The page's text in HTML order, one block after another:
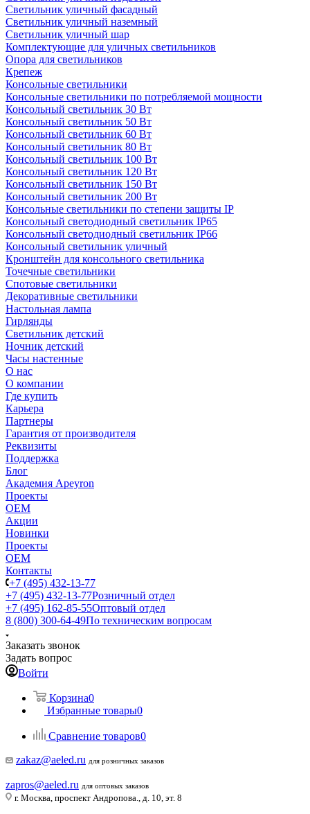
Светильник уличный фасадный
Светильник уличный наземный
Cветильник уличный шар
Комплектующие для уличных светильников
Опора для светильников
Крепеж
Консольные светильники
Консольные светильники по потребляемой мощности
Консольный светильник 30 Вт
Консольный светильник 50 Вт
Консольный светильник 60 Вт
Консольный светильник 80 Вт
Консольный светильник 100 Вт
Консольный светильник 120 Вт
Консольный светильник 150 Вт
Консольный светильник 200 Вт
Консольные светильники по степени защиты IP
Консольный светодиодный светильник IP65
Консольный светодиодный светильник IP66
Консольный светильник уличный
Кронштейн для консольного светильника
Точечные светильники
Спотовые светильники
Декоративные светильники
Настольная лампа
Гирлянды
Светильник детский
Ночник детский
Часы настенные
О нас
О компании
Где купить
Карьера
Партнеры
Гарантия от производителя
Реквизиты
Поддержка
Блог
Академия Apeyron
Проекты
ОЕМ
Акции
Новинки
Проекты
ОЕМ
Контакты
+7 (495) 432-13-77
+7 (495) 432-13-77Розничный отдел
+7 (495) 162-85-55Оптовый отдел
8 (800) 300-64-49По техническим вопросам
Заказать звонок
Задать вопрос
Войти
Корзина0
Избранные товары0
Сравнение товаров0
zakaz@aeled.ru для розничных заказов
zapros@aeled.ru для оптовых заказов
г. Москва, проспект Андропова., д. 10, эт. 8